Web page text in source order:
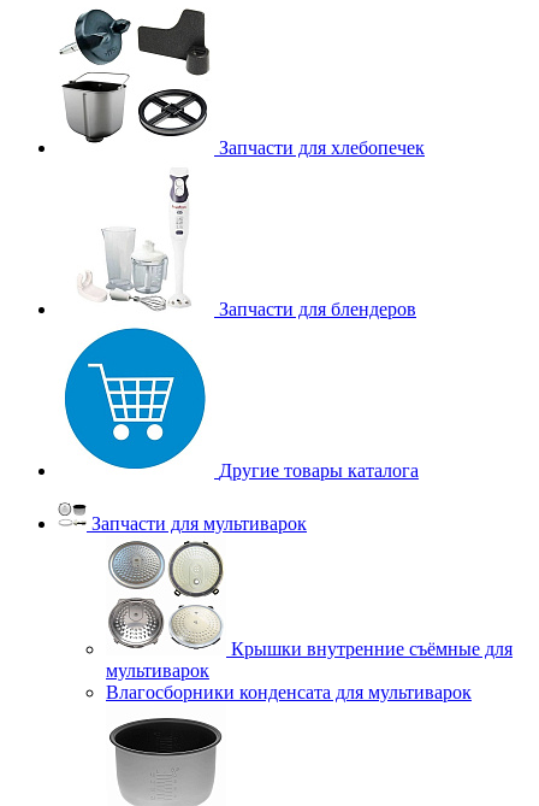
Запчасти для хлебопечек
Запчасти для блендеров
Другие товары каталога
Запчасти для мультиварок
Крышки внутренние съёмные для
мультиварок
Влагосборники конденсата для мультиварок